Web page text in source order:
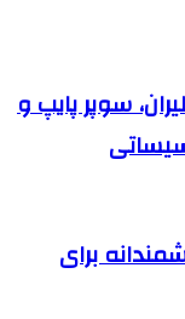
سوپر پایپ و
برای